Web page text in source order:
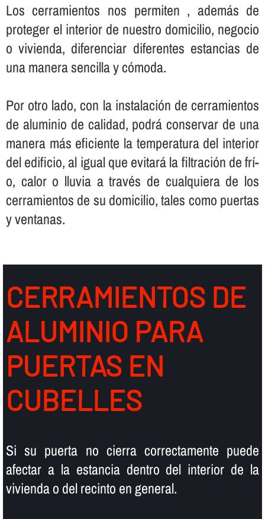
Los cerramientos nos permiten , además de
proteger el interior de nuestro domicilio, negocio
o vivienda, diferenciar diferentes estancias de
una manera sencilla y cómoda.
Por otro lado, con la instalación de cerramientos
de aluminio de calidad, podrá conservar de una
manera más eficiente la temperatura del interior
del edificio, al igual que evitará la filtración de frí­
o, calor o lluvia a través de cualquiera de los
cerramientos de su domicilio, tales como puertas
y ventanas.
CERRAMIENTOS DE
ALUMINIO PARA
PUERTAS EN
CUBELLES
Si su puerta no cierra correctamente puede
afectar a la estancia dentro del interior de la
vivienda o del recinto en general.